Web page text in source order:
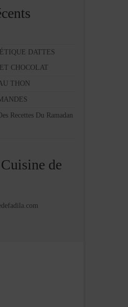
DATTES
CHOCOLAT
THON
Recettes Du Ramadan
de